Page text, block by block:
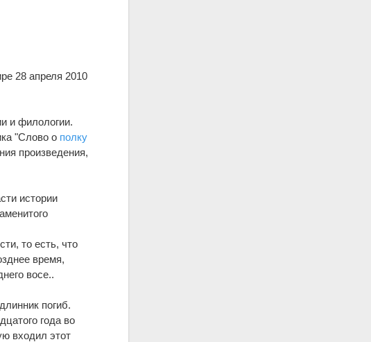
28 апреля 2010
и филологии.
"Слово о полку
произведения,
истории
то есть, что
время,
восе..
погиб.
года во
входил этот